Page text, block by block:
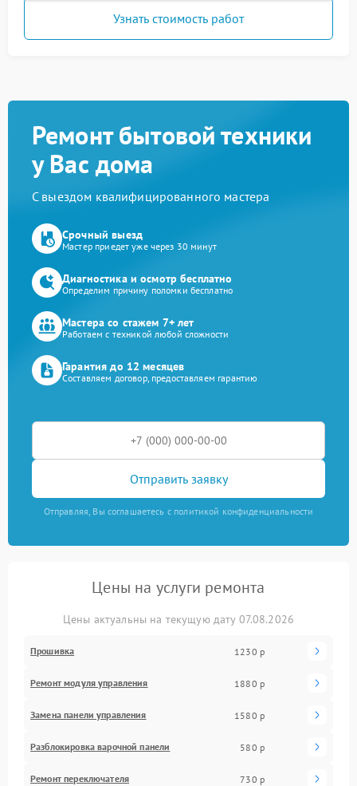
Узнать стоимость работ
Ремонт бытовой техники
у Вас дома
С выездом квалифицированного мастера
Срочный выезд
Мастер приедет уже через 30 минут
Диагностика и осмотр бесплатно
Определим причину поломки бесплатно
Мастера со стажем 7+ лет
Работаем с техникой любой сложности
Гарантия до 12 месяцев
Составляем договор, предоставляем гарантию
Отправить заявку
Отправляя, Вы соглашаетесь с политикой конфиденциальности
Цены на услуги ремонта
Цены актуальны на текущую дату 07.08.2026
Прошивка 1230 р
Ремонт модуля управления 1880 р
Замена панели управления 1580 р
Разблокировка варочной панели 580 р
Ремонт переключателя 730 р